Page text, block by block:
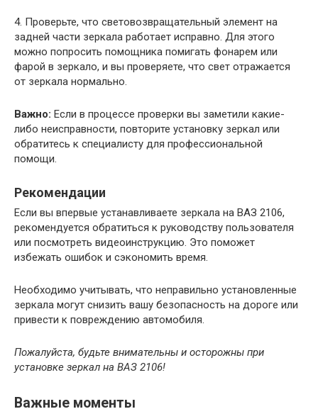
4. Проверьте, что световозвращательный элемент на
задней части зеркала работает исправно. Для этого
можно попросить помощника помигать фонарем или
фарой в зеркало, и вы проверяете, что свет отражается
от зеркала нормально.
Важно: Если в процессе проверки вы заметили какие-
либо неисправности, повторите установку зеркал или
обратитесь к специалисту для профессиональной
помощи.
Рекомендации
Если вы впервые устанавливаете зеркала на ВАЗ 2106,
рекомендуется обратиться к руководству пользователя
или посмотреть видеоинструкцию. Это поможет
избежать ошибок и сэкономить время.
Необходимо учитывать, что неправильно установленные
зеркала могут снизить вашу безопасность на дороге или
привести к повреждению автомобиля.
Пожалуйста, будьте внимательны и осторожны при
установке зеркал на ВАЗ 2106!
Важные моменты